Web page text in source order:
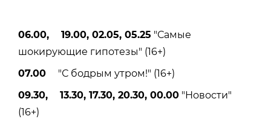
06.00, 19.00, 02.05, 05.25 "Самые
шокирующие гипотезы" (16+)
07.00 "С бодрым утром!" (16+)
09.30, 13.30, 17.30, 20.30, 00.00 "Новости"
(16+)